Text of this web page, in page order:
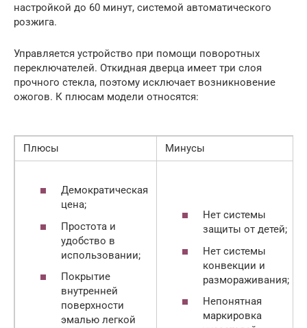
настройкой до 60 минут, системой автоматического
розжига.
Управляется устройство при помощи поворотных
переключателей. Откидная дверца имеет три слоя
прочного стекла, поэтому исключает возникновение
ожогов. К плюсам модели относятся:
Плюсы Минусы
Демократическая
цена;
Простота и
удобство в
использовании;
Покрытие
внутренней
поверхности
эмалью легкой
Нет системы
защиты от детей;
Нет системы
конвекции и
размораживания;
Непонятная
маркировка